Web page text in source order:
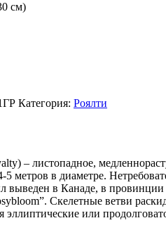
см)
Категория: Роялти
– листопадное,
метров в диаметре.
выведен в Канаде, в
Скелетные ветви
эллиптические или